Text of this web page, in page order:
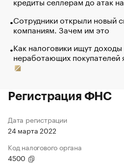
Сотрудники открыли новый
компаниям. Зачем им это
Как налоговики ищут доходы
неработающих покупателей
Регистрация ФНС
Дата регистрации
24 марта 2022
Код налогового органа
4500